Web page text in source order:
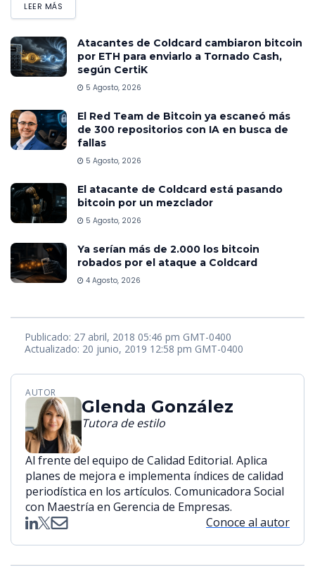
LEER MÁS
Atacantes de Coldcard cambiaron bitcoin
por ETH para enviarlo a Tornado Cash,
según CertiK
5 Agosto, 2026
El Red Team de Bitcoin ya escaneó más
de 300 repositorios con IA en busca de
fallas
5 Agosto, 2026
El atacante de Coldcard está pasando
bitcoin por un mezclador
5 Agosto, 2026
Ya serían más de 2.000 los bitcoin
robados por el ataque a Coldcard
4 Agosto, 2026
Publicado: 27 abril, 2018 05:46 pm GMT-0400
Actualizado: 20 junio, 2019 12:58 pm GMT-0400
AUTOR
Glenda González
Tutora de estilo
Al frente del equipo de Calidad Editorial. Aplica
planes de mejora e implementa índices de calidad
periodística en los artículos. Comunicadora Social
con Maestría en Gerencia de Empresas.
Conoce al autor